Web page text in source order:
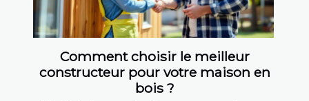
Comment choisir le meilleur
constructeur pour votre maison en
bois ?